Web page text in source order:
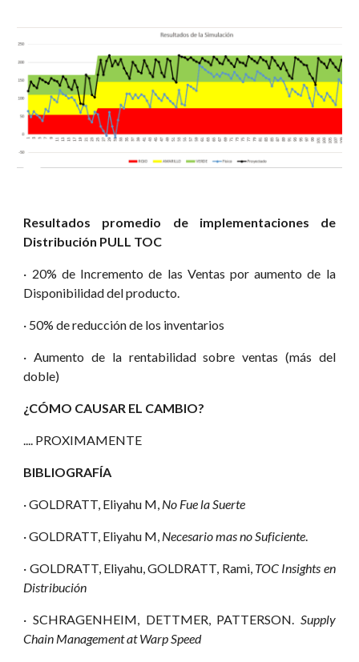
Resultados promedio de implementaciones de
Distribución PULL TOC
· 20% de Incremento de las Ventas por aumento de la
Disponibilidad del producto.
· 50% de reducción de los inventarios
· Aumento de la rentabilidad sobre ventas (más del
doble)
¿CÓMO CAUSAR EL CAMBIO?
.... PROXIMAMENTE
BIBLIOGRAFÍA
· GOLDRATT, Eliyahu M, No Fue la Suerte
· GOLDRATT, Eliyahu M, Necesario mas no Suficiente.
· GOLDRATT, Eliyahu, GOLDRATT, Rami, TOC Insights en
Distribución
· SCHRAGENHEIM, DETTMER, PATTERSON. Supply
Chain Management at Warp Speed